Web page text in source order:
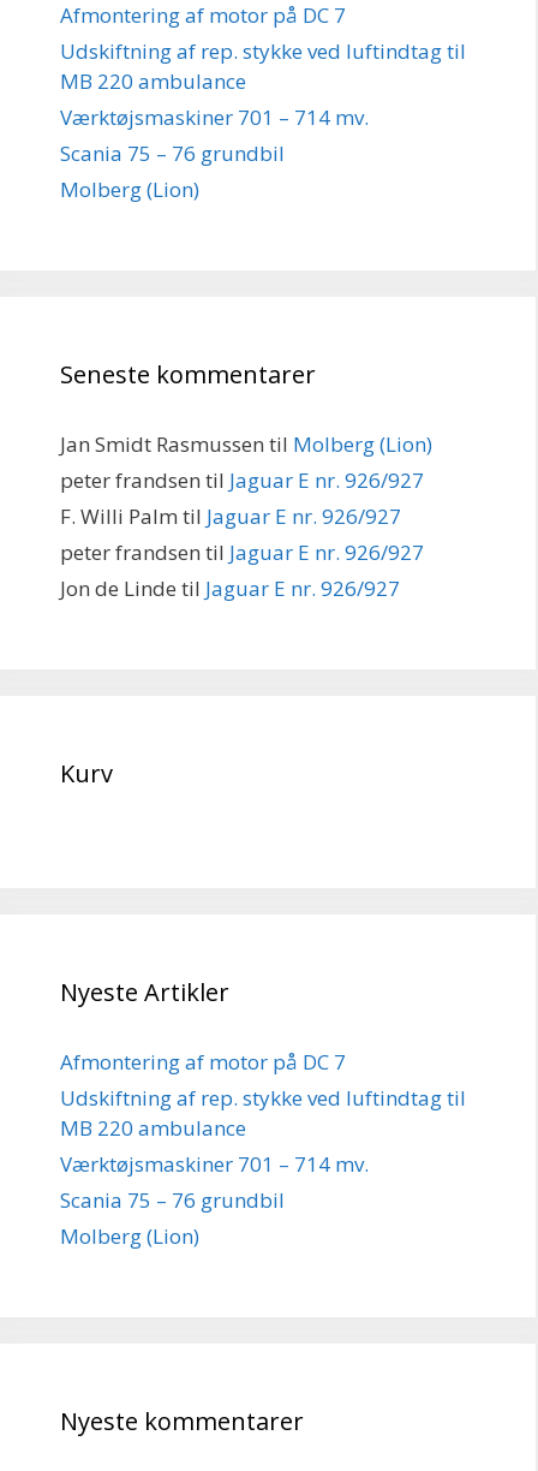
Afmontering af motor på DC 7
Udskiftning af rep. stykke ved luftindtag til
MB 220 ambulance
Værktøjsmaskiner 701 – 714 mv.
Scania 75 – 76 grundbil
Molberg (Lion)
Seneste kommentarer
Jan Smidt Rasmussen til Molberg (Lion)
peter frandsen til Jaguar E nr. 926/927
F. Willi Palm til Jaguar E nr. 926/927
peter frandsen til Jaguar E nr. 926/927
Jon de Linde til Jaguar E nr. 926/927
Kurv
Nyeste Artikler
Afmontering af motor på DC 7
Udskiftning af rep. stykke ved luftindtag til
MB 220 ambulance
Værktøjsmaskiner 701 – 714 mv.
Scania 75 – 76 grundbil
Molberg (Lion)
Nyeste kommentarer